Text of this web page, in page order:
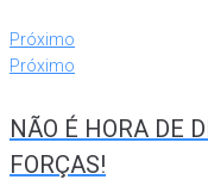
Próximo
Próximo
NÃO É HORA DE
FORÇAS!